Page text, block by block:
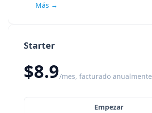
Starter
$8.9/mes, facturado anualmente
Empezar
Más →